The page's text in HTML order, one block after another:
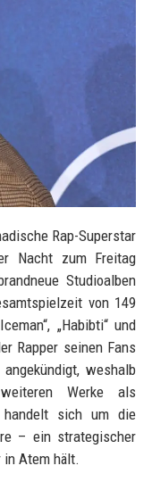
Rap-Superstar
Nacht zum Freitag
Studioalben
von 149
„Habibti“ und
Rapper seinen Fans
weshalb
Werke als
handelt sich um die
– ein strategischer
Atem hält.